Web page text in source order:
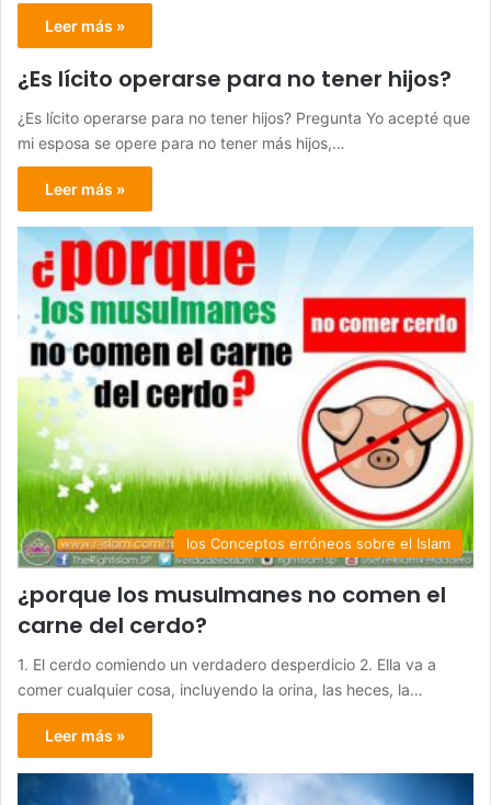
Leer más »
¿Es lícito operarse para no tener hijos?
¿Es lícito operarse para no tener hijos? Pregunta Yo acepté que
mi esposa se opere para no tener más hijos,…
Leer más »
los Conceptos erróneos sobre el Islam
¿porque los musulmanes no comen el
carne del cerdo?
1. El cerdo comiendo un verdadero desperdicio 2. Ella va a
comer cualquier cosa, incluyendo la orina, las heces, la…
Leer más »